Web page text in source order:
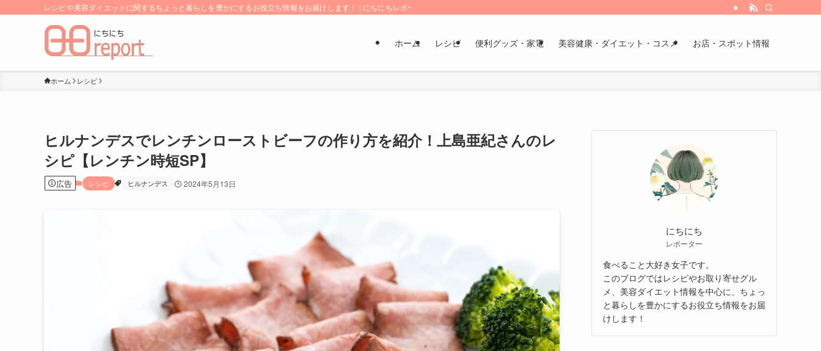
レシピや美容ダイエットに関するちょっと暮らしを豊かにするお役立ち情報をお届けします！ | にちにちレポート
ホーム レシピ 便利グッズ・家電 美容健康・ダイエット・コスメ お店・スポット情報
ホーム レシピ
ヒルナンデスでレンチンローストビーフの作り方を紹介！上島亜紀さんのレ
シピ【レンチン時短SP】
広告 レシピ ヒルナンデス 2024年5月13日
にちにち
レポーター
食べること大好き女子です。
このブログではレシピやお取り寄せグル
メ、美容ダイエット情報を中心に、ちょっ
と暮らしを豊かにするお役立ち情報をお届
けします！